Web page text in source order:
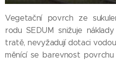
Vegetační povrch ze
rodu SEDUM snižuje
tratě, nevyžadují dotaci
měnící se barevnost